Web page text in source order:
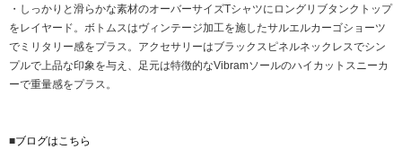
・しっかりと滑らかな素材のオーバーサイズTシャツにロングリブタンクトップ
をレイヤード。ボトムスはヴィンテージ加工を施したサルエルカーゴショーツ
でミリタリー感をプラス。アクセサリーはブラックスピネルネックレスでシン
プルで上品な印象を与え、足元は特徴的なVibramソールのハイカットスニーカ
ーで重量感をプラス。
■ブログはこちら